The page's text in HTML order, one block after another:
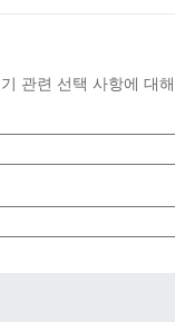
관련 선택 사항에 대